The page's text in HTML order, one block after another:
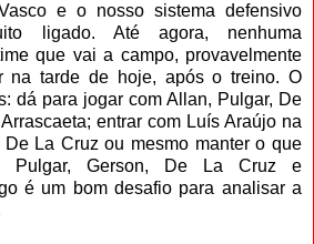
e o nosso sistema defensivo
ligado. Até agora, nenhuma
que vai a campo, provavelmente
na tarde de hoje, após o treino. O
dá para jogar com Allan, Pulgar, De
entrar com Luís Araújo na
La Cruz ou mesmo manter o que
Pulgar, Gerson, De La Cruz e
é um bom desafio para analisar a